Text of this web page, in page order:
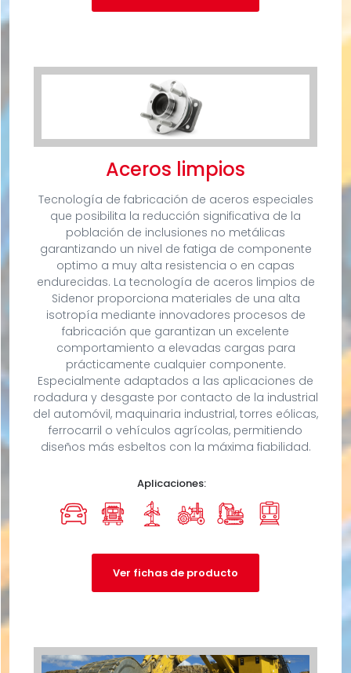
Aceros limpios
Tecnología de fabricación de aceros especiales
que posibilita la reducción significativa de la
población de inclusiones no metálicas
garantizando un nivel de fatiga de componente
optimo a muy alta resistencia o en capas
endurecidas. La tecnología de aceros limpios de
Sidenor proporciona materiales de una alta
isotropía mediante innovadores procesos de
fabricación que garantizan un excelente
comportamiento a elevadas cargas para
prácticamente cualquier componente.
Especialmente adaptados a las aplicaciones de
rodadura y desgaste por contacto de la industrial
del automóvil, maquinaria industrial, torres eólicas,
ferrocarril o vehículos agrícolas, permitiendo
diseños más esbeltos con la máxima fiabilidad.
Aplicaciones:
Ver fichas de producto